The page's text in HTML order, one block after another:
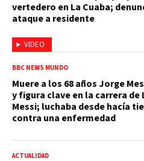
VIDEO
vertedero en La Cuaba;
ataque a residente
BBC NEWS MUNDO
Muere a los 68 años Jorge
y figura clave en la carrera de
Messi; luchaba desde hacía
contra una enfermedad
ACTUALIDAD